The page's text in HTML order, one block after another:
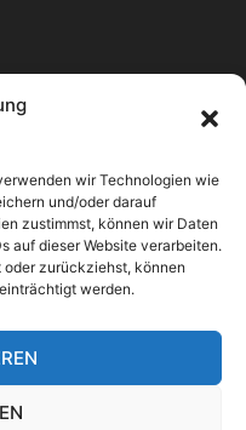
wir Technologien wie
und/oder darauf
zustimmst, können wir Daten
auf dieser Website verarbeiten.
zurückziehst, können
werden.